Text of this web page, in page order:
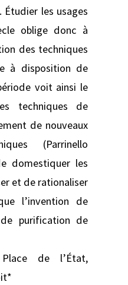
les usages
oblige donc à
des techniques
à disposition de
voit ainsi le
techniques de
de nouveaux
(Parrinello
domestiquer les
et de rationaliser
l’invention de
purification de
de l’État,